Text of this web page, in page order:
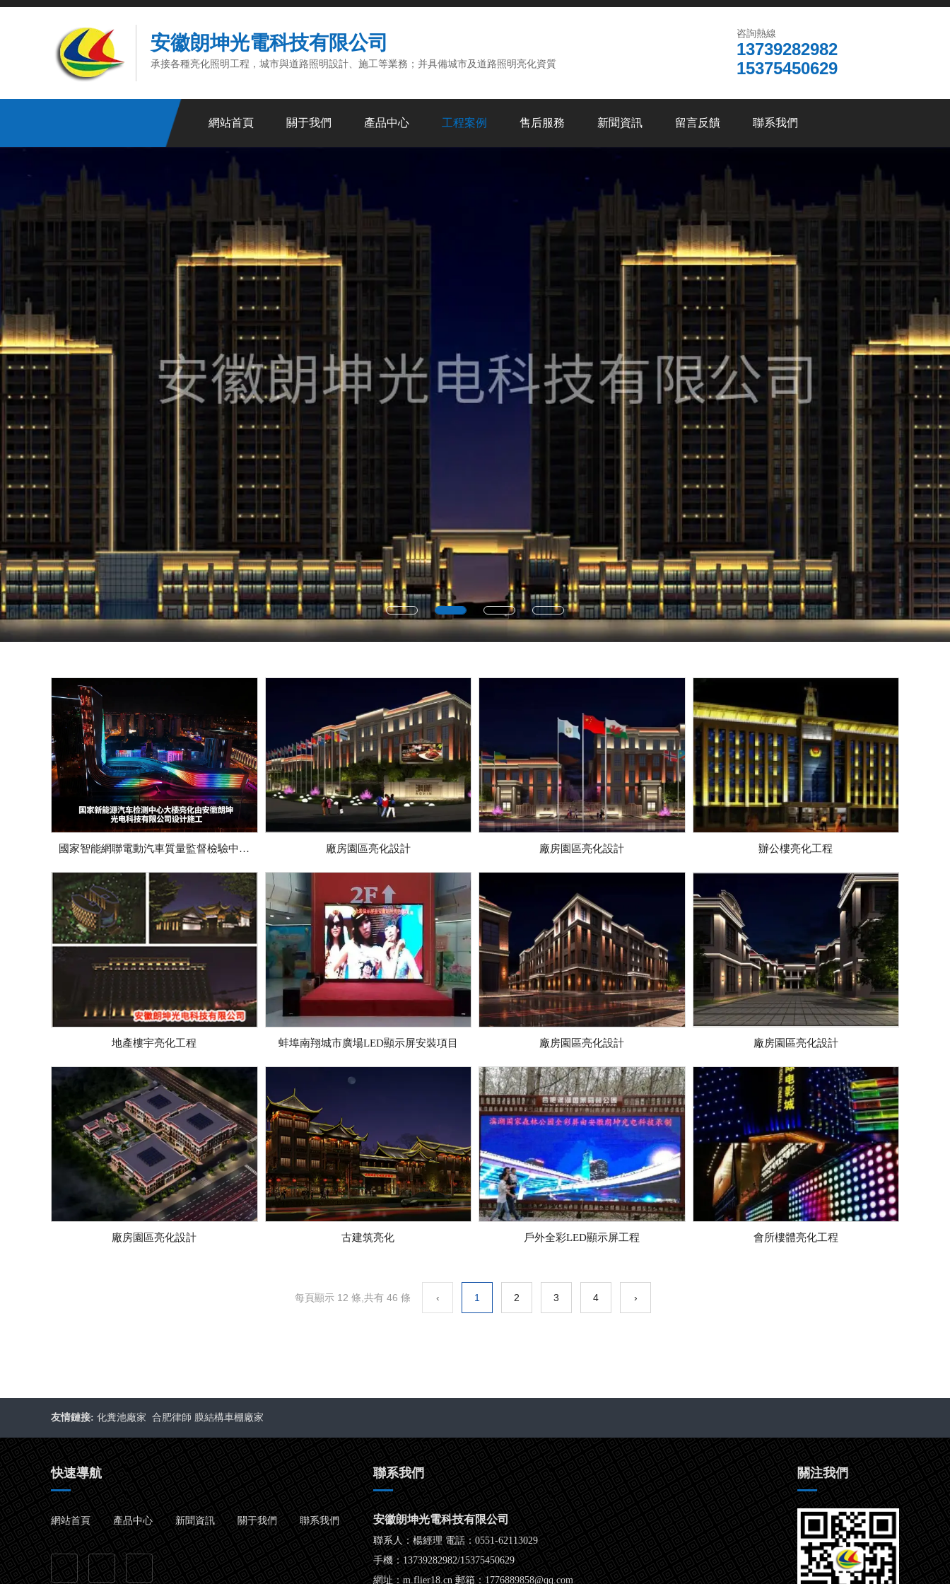
安徽朗坤光電科技有限公司
承接各種亮化照明工程，城市與道路照明設計、施工等業務；并具備城市及道路照明亮化資質
咨詢熱線
13739282982
15375450629
網站首頁 關于我們 產品中心 工程案例 售后服務 新聞資訊 留言反饋 聯系我們
國家智能網聯電動汽車質量監督檢驗中心
（合肥）項目大樓亮化
廠房園區亮化設計 廠房園區亮化設計 辦公樓亮化工程
地產樓宇亮化工程 蚌埠南翔城市廣場LED顯示屏安裝項目 廠房園區亮化設計 廠房園區亮化設計
廠房園區亮化設計 古建筑亮化 戶外全彩LED顯示屏工程 會所樓體亮化工程
每頁顯示 12 條,共有 46 條 ‹ 1 2 3 4 ›
友情鏈接: 化糞池廠家 合肥律師 膜結構車棚廠家
快速導航
網站首頁 產品中心 新聞資訊 關于我們 聯系我們
聯系我們
安徽朗坤光電科技有限公司
聯系人：楊經理 電話：0551-62113029
手機：13739282982/15375450629
網址：m.flier18.cn 郵箱：1776889858@qq.com
關注我們